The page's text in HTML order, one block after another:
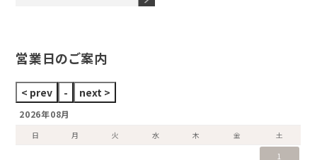
営業日のご案内
2026年08月
日 月 火 水 木 金
土
1